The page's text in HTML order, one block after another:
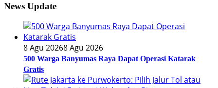
News Update
8 Agu 20268 Agu 2026
500 Warga Banyumas Raya Dapat Operasi Katarak
Gratis